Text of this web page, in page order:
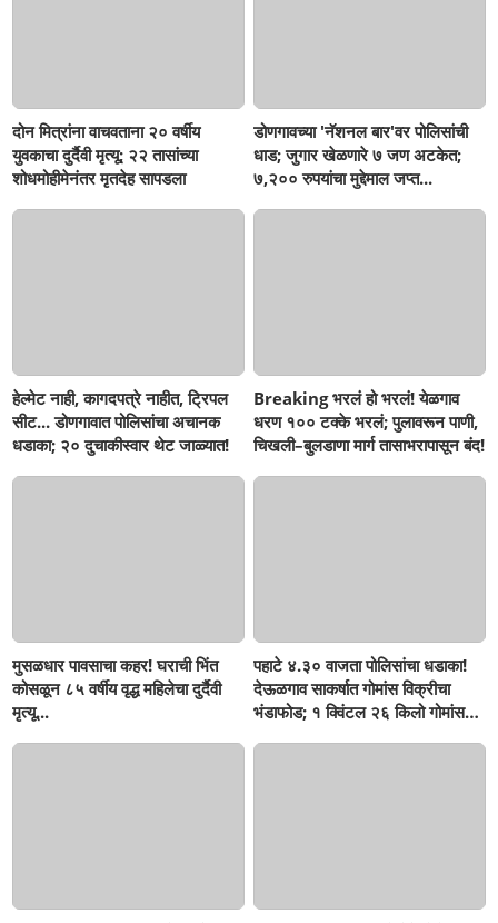
दोन मित्रांना वाचवताना २० वर्षीय
युवकाचा दुर्दैवी मृत्यू; २२ तासांच्या
शोधमोहीमेनंतर मृतदेह सापडला
डोणगावच्या 'नॅशनल बार'वर पोलिसांची
धाड; जुगार खेळणारे ७ जण अटकेत;
७,२०० रुपयांचा मुद्देमाल जप्त...
हेल्मेट नाही, कागदपत्रे नाहीत, ट्रिपल
सीट... डोणगावात पोलिसांचा अचानक
धडाका; २० दुचाकीस्वार थेट जाळ्यात!
Breaking भरलं हो भरलं! येळगाव
धरण १०० टक्के भरलं; पुलावरून पाणी,
चिखली–बुलडाणा मार्ग तासाभरापासून बंद!
मुसळधार पावसाचा कहर! घराची भिंत
कोसळून ८५ वर्षीय वृद्ध महिलेचा दुर्दैवी
मृत्यू...
पहाटे ४.३० वाजता पोलिसांचा धडाका!
देऊळगाव साकर्षात गोमांस विक्रीचा
भंडाफोड; १ क्विंटल २६ किलो गोमांस